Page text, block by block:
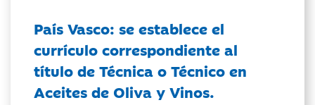
País Vasco: se establece el
currículo correspondiente al
título de Técnica o Técnico en
Aceites de Oliva y Vinos.